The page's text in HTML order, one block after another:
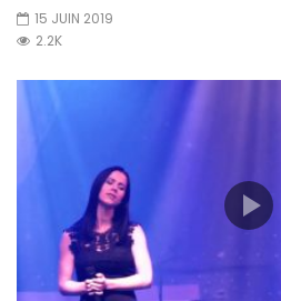
15 JUIN 2019
2.2K